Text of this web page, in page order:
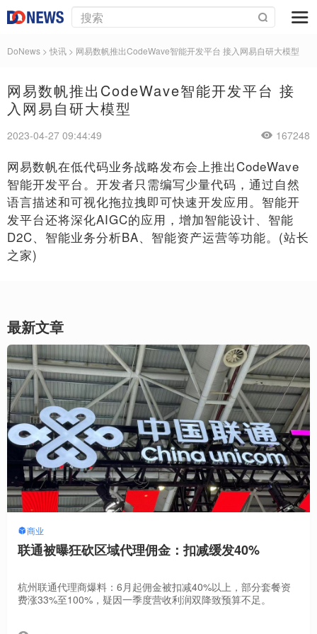
DoNews > 快讯 > 网易数帆推出CodeWave智能开发平台 接入网易自研大模型
网易数帆推出CodeWave智能开发平台 接
入网易自研大模型
2023-04-27 09:44:49 167248
网易数帆在低代码业务战略发布会上推出CodeWave
智能开发平台。开发者只需编写少量代码，通过自然
语言描述和可视化拖拉拽即可快速开发应用。智能开
发平台还将深化AIGC的应用，增加智能设计、智能
D2C、智能业务分析BA、智能资产运营等功能。(站长
之家)
最新文章
商业
联通被曝狂砍区域代理佣金：扣减缓发40%
杭州联通代理商爆料：6月起佣金被扣减40%以上，部分套餐资
费涨33%至100%，疑因一季度营收利润双降致预算不足。